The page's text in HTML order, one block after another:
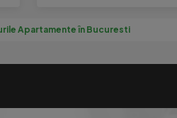
Apartamente în Bucuresti